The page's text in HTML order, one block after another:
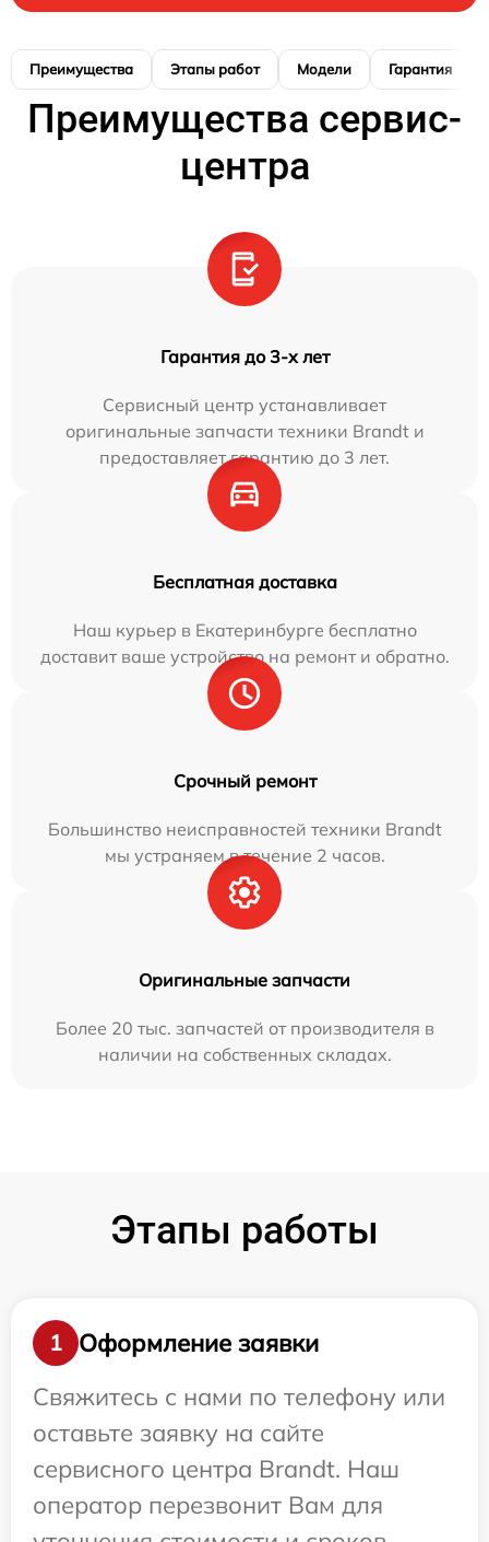
Преимущества Этапы работ Модели Гарантия
Преимущества сервис-
центра
Гарантия до 3-х лет
Сервисный центр устанавливает
оригинальные запчасти техники Brandt и
предоставляет гарантию до 3 лет.
Бесплатная доставка
Наш курьер в Екатеринбурге бесплатно
доставит ваше устройство на ремонт и обратно.
Срочный ремонт
Большинство неисправностей техники Brandt
мы устраняем в течение 2 часов.
Оригинальные запчасти
Более 20 тыс. запчастей от производителя в
наличии на собственных складах.
Этапы работы
1
Оформление заявки
Свяжитесь с нами по телефону или
оставьте заявку на сайте
сервисного центра Brandt. Наш
оператор перезвонит Вам для